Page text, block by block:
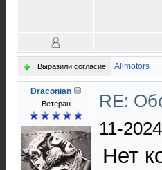
Выразили согласие: Allmotors
Draconian
Ветеран
RE:
11-
Нет